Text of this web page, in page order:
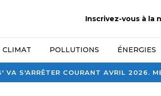
S'ARRÊTER COURANT AVRIL 2026.
Inscrivez-vous à la
CLIMAT POLLUTIONS ÉNERGIES